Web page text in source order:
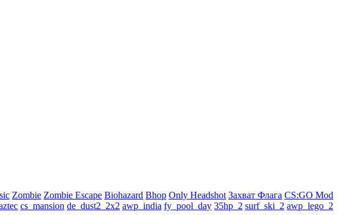
Zombie Zombie Escape Biohazard Bhop Only Headshot Захват Флага CS:GO Mod
cs_mansion de_dust2_2x2 awp_india fy_pool_day 35hp_2 surf_ski_2 awp_lego_2